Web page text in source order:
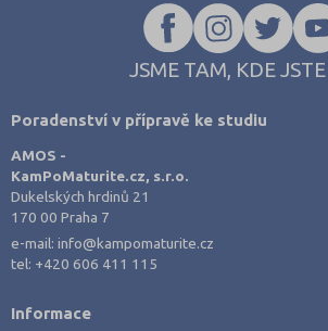
JSME TAM, KDE
Poradenství v přípravě ke studiu
AMOS -
KamPoMaturite.cz, s.r.o.
Dukelských hrdinů 21
170 00 Praha 7
e-mail:info@kampomaturite.cz
tel: +420 606 411 115
Informace